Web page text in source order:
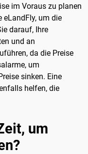
im Voraus zu planen
eLandFly, um die
darauf, Ihre
und an
da die Preise
um
sinken. Eine
helfen, die
um